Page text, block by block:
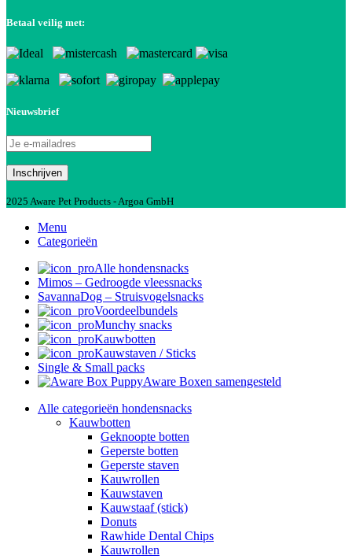
Betaal veilig met:
Nieuwsbrief
2025 Aware Pet Products - Argoa GmbH
Menu
Categorieën
Alle hondensnacks
Mimos – Gedroogde vleessnacks
SavannaDog – Struisvogelsnacks
Voordeelbundels
Munchy snacks
Kauwbotten
Kauwstaven / Sticks
Single & Small packs
Aware Boxen samengesteld
Alle categorieën hondensnacks
Kauwbotten
Geknoopte botten
Geperste botten
Geperste staven
Kauwrollen
Kauwstaven
Kauwstaaf (stick)
Donuts
Rawhide Dental Chips
Kauwrollen